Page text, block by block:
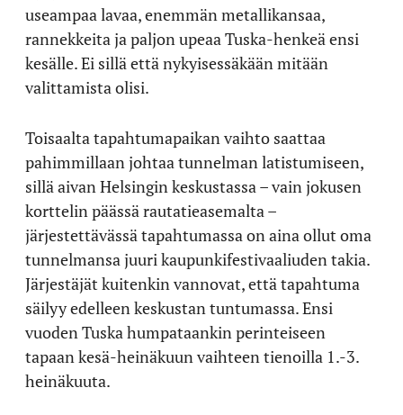
useampaa lavaa, enemmän metallikansaa,
rannekkeita ja paljon upeaa Tuska-henkeä ensi
kesälle. Ei sillä että nykyisessäkään mitään
valittamista olisi.
Toisaalta tapahtumapaikan vaihto saattaa
pahimmillaan johtaa tunnelman latistumiseen,
sillä aivan Helsingin keskustassa – vain jokusen
korttelin päässä rautatieasemalta –
järjestettävässä tapahtumassa on aina ollut oma
tunnelmansa juuri kaupunkifestivaaliuden takia.
Järjestäjät kuitenkin vannovat, että tapahtuma
säilyy edelleen keskustan tuntumassa. Ensi
vuoden Tuska humpataankin perinteiseen
tapaan kesä-heinäkuun vaihteen tienoilla 1.-3.
heinäkuuta.